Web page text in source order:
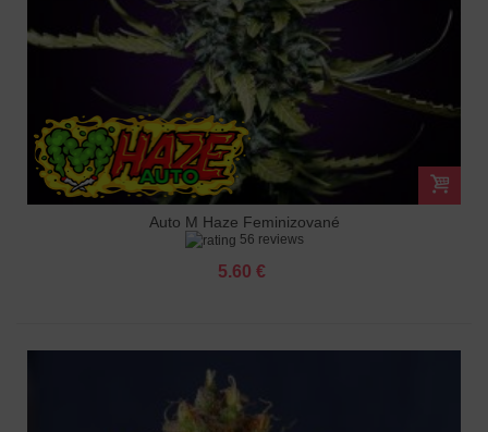
Auto M Haze Feminizované
56 reviews
5.60 €